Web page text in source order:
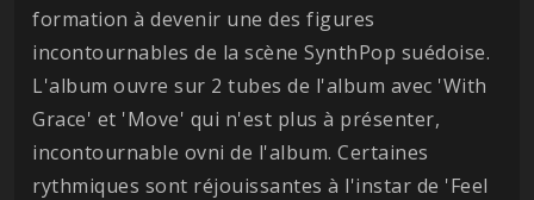
formation à devenir une des figures
incontournables de la scène SynthPop suédoise.
L'album ouvre sur 2 tubes de l'album avec 'With
Grace' et 'Move' qui n'est plus à présenter,
incontournable ovni de l'album. Certaines
rythmiques sont réjouissantes à l'instar de 'Feel